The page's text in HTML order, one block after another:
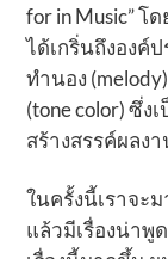
for in Music” โ
ได้เกริ่นถึงองค์
ทำนอง
(tone color) ซึ่
สร้างสรรค์ผลง
ในครั้งนี้เราจะม
แล้วมีเรื่องน่าพู